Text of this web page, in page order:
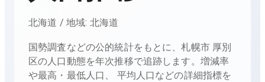
北海道 / 地域: 北海道
国勢調査などの公的統計をもとに、札幌市 厚別
区の人口動態を年次推移で追跡します。増減率
や最高・最低人口、 平均人口などの詳細指標を